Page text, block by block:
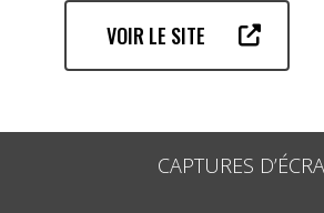
VOIR LE SITE
CAPTURES